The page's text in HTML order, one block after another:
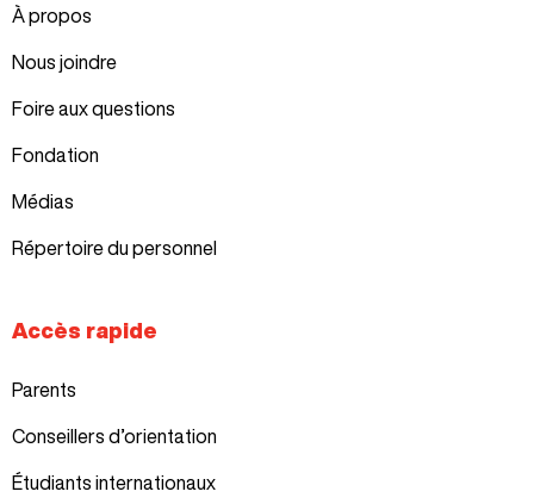
À propos
Nous joindre
Foire aux questions
Fondation
Médias
Répertoire du personnel
Accès rapide
Parents
Conseillers d’orientation
Étudiants internationaux